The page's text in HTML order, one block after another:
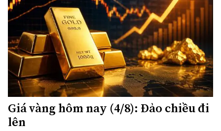
Giá vàng hôm nay (4/8): Đảo chiều đi
lên